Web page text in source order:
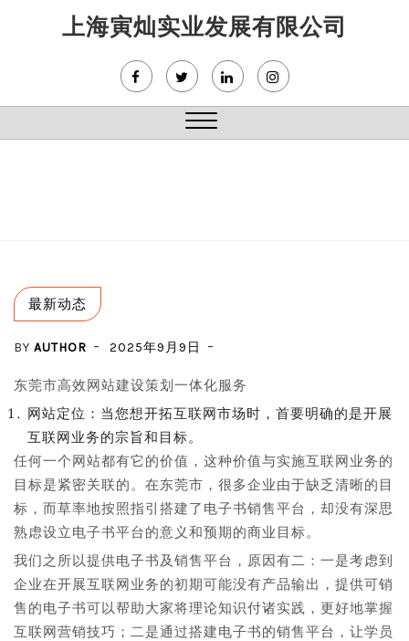
上海寅灿实业发展有限公司
Close
最新动态
BY AUTHOR 2025年9月9日
东莞市高效网站建设策划一体化服务
网站定位：当您想开拓互联网市场时，首要明确的是开展
互联网业务的宗旨和目标。
任何一个网站都有它的价值，这种价值与实施互联网业务的
目标是紧密关联的。在东莞市，很多企业由于缺乏清晰的目
标，而草率地按照指引搭建了电子书销售平台，却没有深思
熟虑设立电子书平台的意义和预期的商业目标。
我们之所以提供电子书及销售平台，原因有二：一是考虑到
企业在开展互联网业务的初期可能没有产品输出，提供可销
售的电子书可以帮助大家将理论知识付诸实践，更好地掌握
互联网营销技巧；二是通过搭建电子书的销售平台，让学员